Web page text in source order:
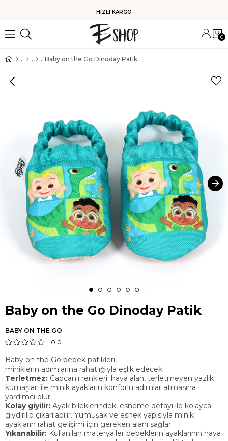
HIZLI KARGO
0
Baby on the Go Dinoday Patik
Baby on the Go Dinoday Patik
BABY ON THE GO
0.0
Baby on the Go bebek patikleri,
miniklerin adımlarına rahatlığıyla eşlik edecek!
Terletmez: Capcanlı renkleri; hava alan, terletmeyen yazlık
kumaşları ile minik ayakların konforlu adımlar atmasına
yardımcı olur.
Kolay giyilir: Ayak bileklerindeki esneme detayı ile kolayca
giydirilip çıkarılabilir. Yumuşak ve esnek yapısıyla minik
ayakların rahat gelişimi için gereken alanı sağlar.
Yıkanabilir: Kullanılan materyaller bebeklerin ayaklarının hava